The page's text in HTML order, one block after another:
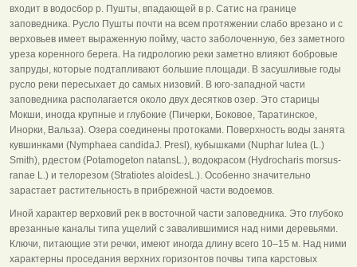
входит в водосбор р. Пушты, впадающей в р. Сатис на гра­нице
заповедника. Русло Пушты почти на всем про­тяжении слабо врезано и с
верховьев имеет выраженную пойму, часто заболоченную, без заметного
уреза коренного берега. На гидрологию реки заметно влияют бобровые
запруды, которые подтапливают большие площади. В засушливые годы
русло реки пересыхает до самых низовий. В юго-западной части
заповедника располагается около двух десятков озер. Это старицы
Мокши, иногда крупные и глубо­кие (Пичерки, Боковое, Таратинское,
Инорки, Вальза). Озера соединены протоками. Поверхность воды занята
кувшинками (Nymphaea candidaJ. Presl), кубышками (Nuphar lutea (L.)
Smith), рдестом (Potamogeton natansL.), водокрасом (Hydrocharis morsus-
ranae L.) и телорезом (Stratiotes aloidesL.). Особенно значительно
зарастает растительность в прибрежной части во­доемов.
Иной характер верховий рек в восточной час­ти заповедника. Это глубоко
врезанные каналы типа ущелий с завалившимися над ними деревьями.
Ключи, питающие эти речки, имеют иногда длину всего 10–15 м. Над ними
характерны проседания верхних горизонтов почвы типа карстовых